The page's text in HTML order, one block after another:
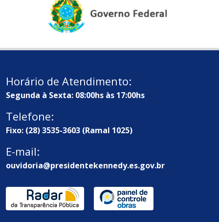
Horário de Atendimento:
Segunda à Sexta: 08:00hs às 17:00hs
Telefone:
Fixo: (28) 3535-3603 (Ramal 1025)
E-mail:
ouvidoria@presidentekennedy.es.gov.br